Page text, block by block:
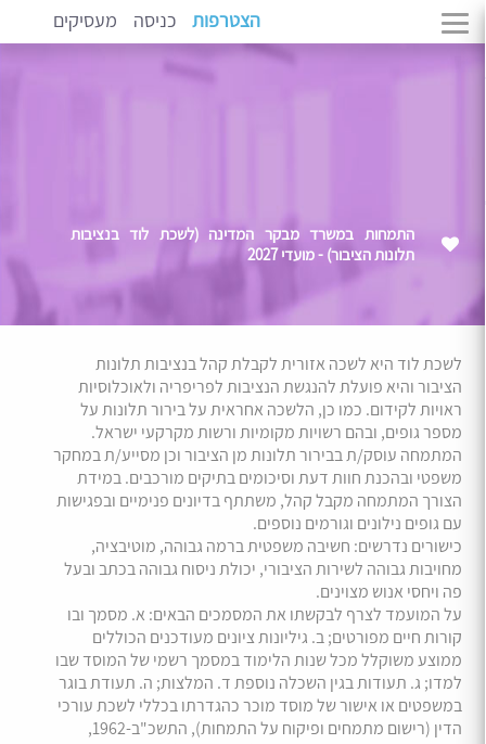
הצטרפות כניסה מעסיקים
התמחות במשרד מבקר המדינה (לשכת לוד בנציבות
תלונות הציבור) - מועדי 2027
לשכת לוד היא לשכה אזורית לקבלת קהל בנציבות תלונות
הציבור והיא פועלת להנגשת הנציבות לפריפריה ולאוכלוסיות
ראויות לקידום. כמו כן, הלשכה אחראית על בירור תלונות על
מספר גופים, ובהם רשויות מקומיות ורשות מקרקעי ישראל.
המתמחה עוסק/ת בבירור תלונות מן הציבור וכן מסייע/ת במחקר
משפטי ובהכנת חוות דעת וסיכומים בתיקים מורכבים. במידת
הצורך המתמחה מקבל קהל, משתתף בדיונים פנימיים ובפגישות
עם גופים נילונים וגורמים נוספים.
כישורים נדרשים: חשיבה משפטית ברמה גבוהה, מוטיבציה,
מחויבות גבוהה לשירות הציבורי, יכולת ניסוח גבוהה בכתב ובעל
פה ויחסי אנוש מצוינים.
על המועמד לצרף לבקשתו את המסמכים הבאים: א. מסמך ובו
קורות חיים מפורטים; ב. גיליונות ציונים מעודכנים הכוללים
ממוצע משוקלל מכל שנות הלימוד במסמך רשמי של המוסד שבו
למדו; ג. תעודות בגין השכלה נוספת ד. המלצות; ה. תעודת בוגר
במשפטים או אישור של מוסד מוכר כהגדרתו בכללי לשכת עורכי
הדין (רישום מתמחים ופיקוח על התמחות), התשכ"ב-1962,